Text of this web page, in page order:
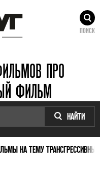
ПОИСК
ПРО
ФИЛЬМ
НАЙТИ
НА ТЕМУ